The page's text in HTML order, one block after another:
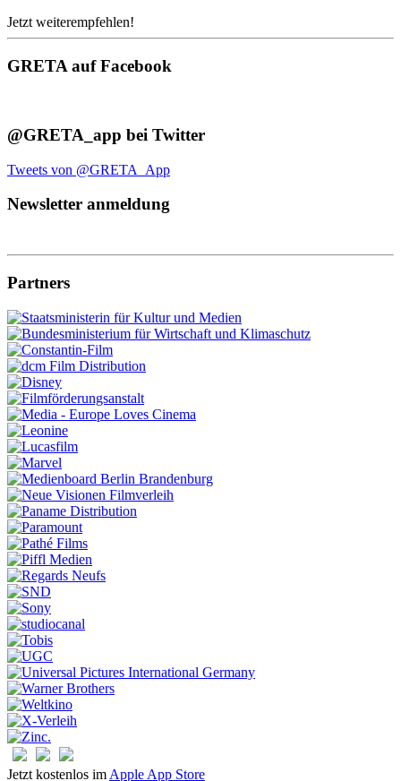
Jetzt weiterempfehlen!
GRETA auf Facebook
@GRETA_app bei Twitter
Tweets von @GRETA_App
Newsletter anmeldung
Partners
Jetzt kostenlos im Apple App Store